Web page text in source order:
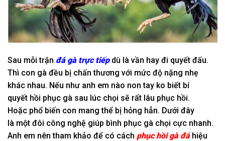
Sau mỗi trận đá gà trực tiếpdù là vần hay đi quyết đấu.
Thì con gà đều bị chấn thương với mức độ nặng nhẹ
khác nhau. Nếu nhưanh em nào non tay ko biết bí
quyết hồi phục gà sau lúc chọi sẽ rất lâu phục hồi.
Hoặc phổ biến con mang thể bị hỏng hẳn. Dưới đây
là một đôi công nghệ giúp bình phục gà chọi cực nhanh.
Anh em nên tham khảo để có cách phục hồi gà đáhiệu